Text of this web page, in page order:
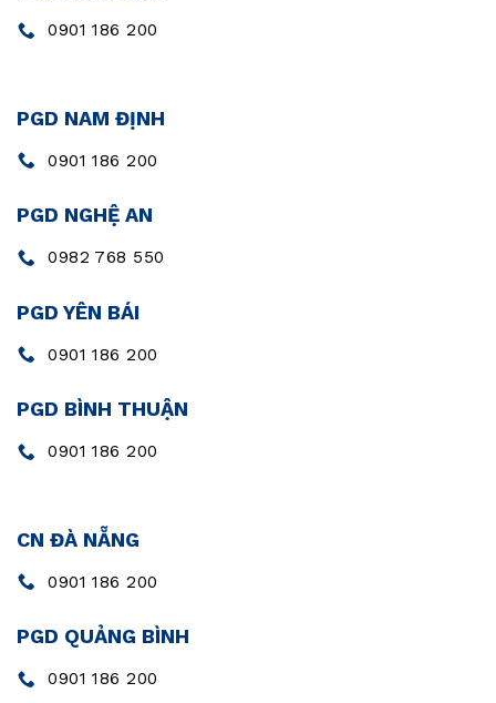
0901 186 200
PGD NAM ĐỊNH
0901 186 200
PGD NGHỆ AN
0982 768 550
PGD YÊN BÁI
0901 186 200
PGD BÌNH THUẬN
0901 186 200
CN ĐÀ NẴNG
0901 186 200
PGD QUẢNG BÌNH
0901 186 200